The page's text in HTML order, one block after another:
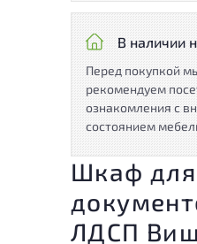
В наличии
Перед покупкой
рекомендуем
ознакомления с
состоянием
Шкаф для
ЛДСП